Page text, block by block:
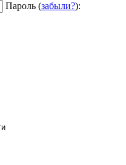
Пароль (забыли?):